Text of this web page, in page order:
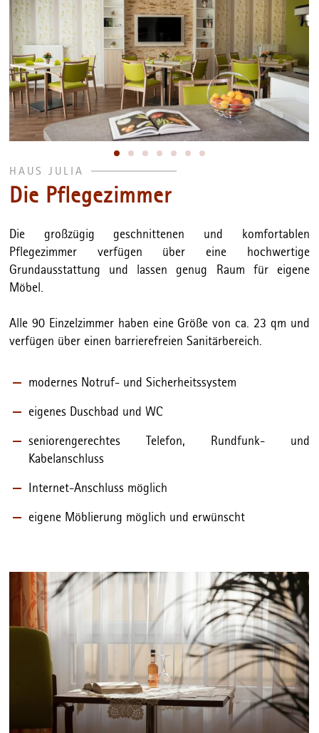
HAUS JULIA
Die Pflegezimmer
Die großzügig geschnittenen und komfortablen
Pflegezimmer verfügen über eine hochwertige
Grundausstattung und lassen genug Raum für eigene
Möbel.
Alle 90 Einzelzimmer haben eine Größe von ca. 23 qm und
verfügen über einen barrierefreien Sanitärbereich.
modernes Notruf- und Sicherheitssystem
eigenes Duschbad und WC
seniorengerechtes Telefon, Rundfunk- und
Kabelanschluss
Internet-Anschluss möglich
eigene Möblierung möglich und erwünscht